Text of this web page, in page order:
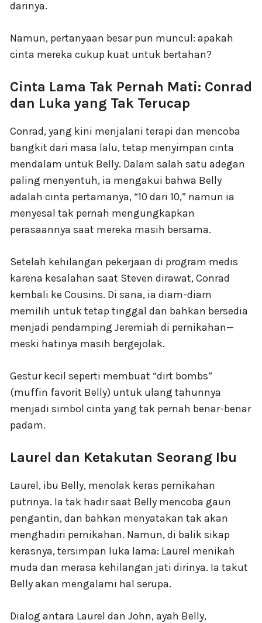
darinya.
Namun, pertanyaan besar pun muncul: apakah
cinta mereka cukup kuat untuk bertahan?
Cinta Lama Tak Pernah Mati: Conrad
dan Luka yang Tak Terucap
Conrad, yang kini menjalani terapi dan mencoba
bangkit dari masa lalu, tetap menyimpan cinta
mendalam untuk Belly. Dalam salah satu adegan
paling menyentuh, ia mengakui bahwa Belly
adalah cinta pertamanya, “10 dari 10,” namun ia
menyesal tak pernah mengungkapkan
perasaannya saat mereka masih bersama.
Setelah kehilangan pekerjaan di program medis
karena kesalahan saat Steven dirawat, Conrad
kembali ke Cousins. Di sana, ia diam-diam
memilih untuk tetap tinggal dan bahkan bersedia
menjadi pendamping Jeremiah di pernikahan—
meski hatinya masih bergejolak.
Gestur kecil seperti membuat “dirt bombs”
(muffin favorit Belly) untuk ulang tahunnya
menjadi simbol cinta yang tak pernah benar-benar
padam.
Laurel dan Ketakutan Seorang Ibu
Laurel, ibu Belly, menolak keras pernikahan
putrinya. Ia tak hadir saat Belly mencoba gaun
pengantin, dan bahkan menyatakan tak akan
menghadiri pernikahan. Namun, di balik sikap
kerasnya, tersimpan luka lama: Laurel menikah
muda dan merasa kehilangan jati dirinya. Ia takut
Belly akan mengalami hal serupa.
Dialog antara Laurel dan John, ayah Belly,